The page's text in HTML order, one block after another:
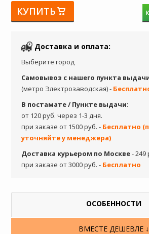
КУПИТЬ
Доставка и оплата:
Выберите город
Самовывоз с нашего пункта
(метро Электрозаводская) -
В постамате / Пункте выдачи:
от 120 руб. через 1-3 дня.
при заказе от 1500 руб. - Бесплатно
уточняйте у менеджера)
Доставка курьером по Москве- 249
при заказе от 3000 руб. - Бесплатно
ОСОБЕННОСТИ
ВМЕСТЕ ДЕШЕВЛЕ ↓